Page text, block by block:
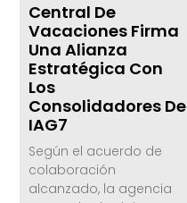
Central De
Vacaciones Firma
Una Alianza
Estratégica Con
Los
Consolidadores De
IAG7
Según el acuerdo de
colaboración
alcanzado, la agencia